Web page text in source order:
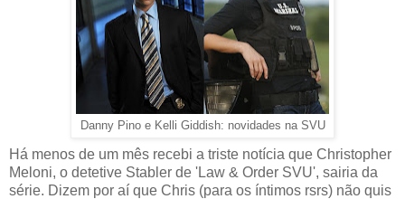
Danny Pino e Kelli Giddish: novidades na SVU
Há menos de um mês recebi a triste notícia que Christopher
Meloni, o detetive Stabler de 'Law & Order SVU', sairia da
série. Dizem por aí que Chris (para os íntimos rsrs) não quis